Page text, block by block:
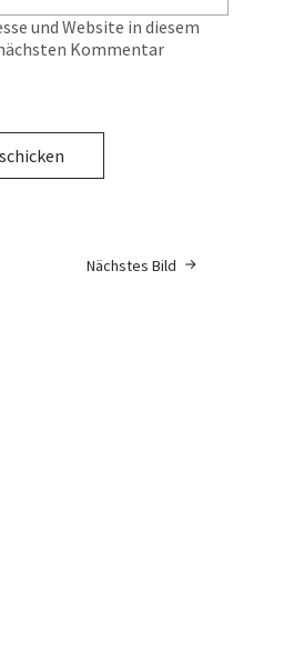
und Website in diesem
Kommentar
Nächstes Bild